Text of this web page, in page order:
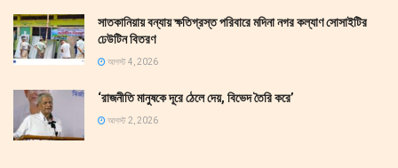
সাতকানিয়ায় বন্যায় ক্ষতিগ্রস্ত পরিবারে মদিনা নগর কল্যাণ সোসাইটির
ঢেউটিন বিতরণ
আগস্ট 4, 2026
‘রাজনীতি মানুষকে দূরে ঠেলে দেয়, বিভেদ তৈরি করে’
আগস্ট 2, 2026